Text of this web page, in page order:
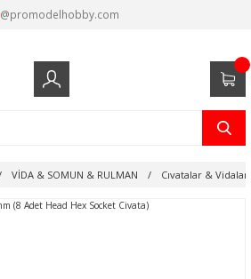
@promodelhobby.com
VİDA & SOMUN & RULMAN Cıvatalar & Vidalar